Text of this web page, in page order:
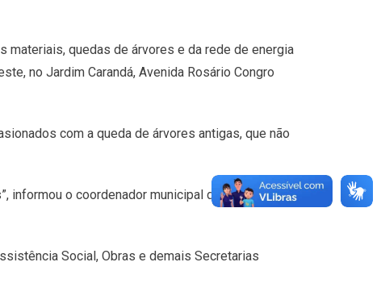
materiais, quedas de árvores e da rede de energia
no Jardim Carandá, Avenida Rosário Congro
com a queda de árvores antigas, que não
informou o coordenador municipal de Defesa Civil,
Social, Obras e demais Secretarias